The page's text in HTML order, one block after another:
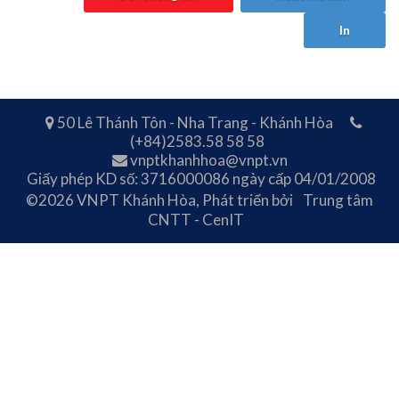
In
50 Lê Thánh Tôn - Nha Trang - Khánh Hòa
(+84)2583.58 58 58
vnptkhanhhoa@vnpt.vn
Giấy phép KD số: 3716000086 ngày cấp 04/01/2008
©2026 VNPT Khánh Hòa, Phát triển bởi
Trung tâm
CNTT - CenIT